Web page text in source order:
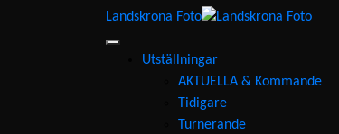
Landskrona Foto
Utställningar
AKTUELLA & Kommande
Tidigare
Turnerande